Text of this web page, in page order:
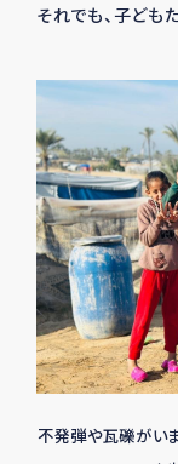
それでも、子ども
不発弾や瓦礫がい